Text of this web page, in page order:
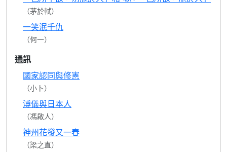
（茅於軾）
一笑泯千仇
（何一）
通訊
國家認同與修憲
（小卜）
溥儀與日本人
（馮啟人）
神州花發又一春
（梁之直）